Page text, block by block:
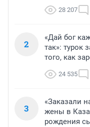
28 207
2
«Дай бог
так»: турок
того, как
24 535
3
«Заказали
жены в
рождения